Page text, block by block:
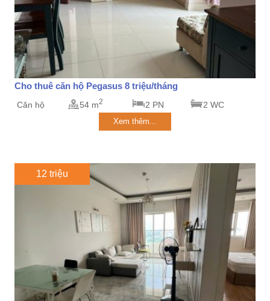
Cho thuê căn hộ Pegasus 8 triệu/tháng
Căn hộ 54 m2 2 PN 2 WC
Xem thêm...
12 triệu